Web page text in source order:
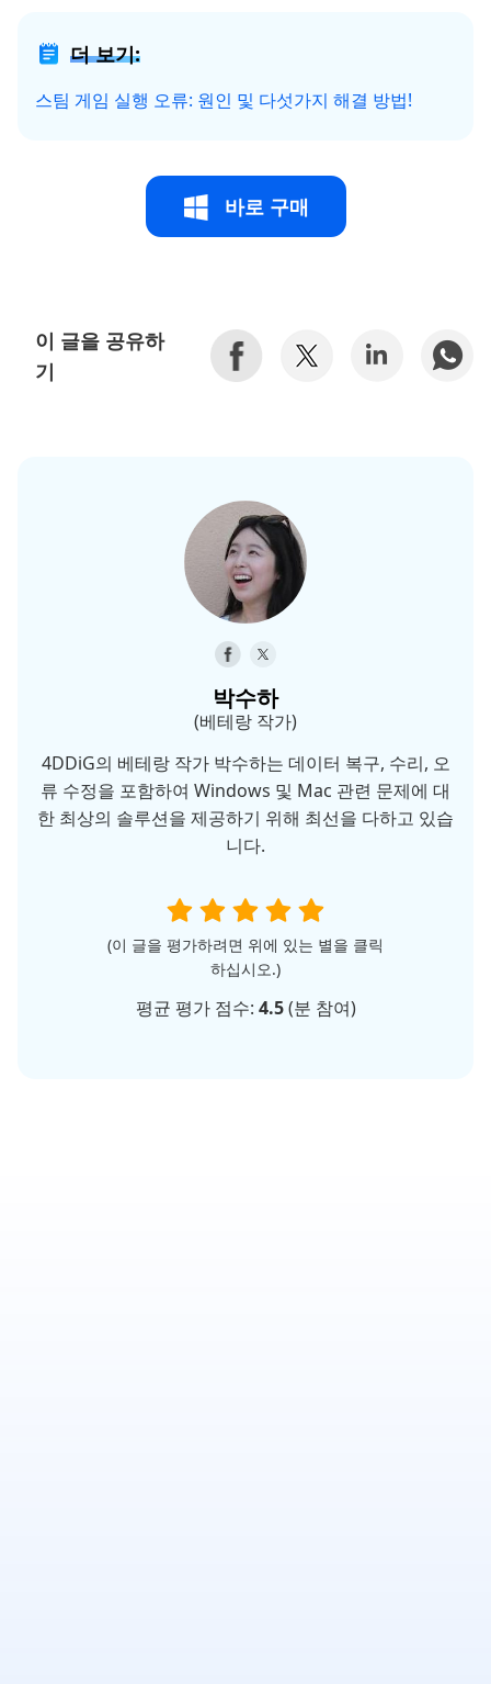
더 보기:
스팀 게임 실행 오류: 원인 및 다섯가지 해결 방법!
바로 구매
이 글을 공유하
기
박수하
(베테랑 작가)
4DDiG의 베테랑 작가 박수하는 데이터 복구, 수리, 오
류 수정을 포함하여 Windows 및 Mac 관련 문제에 대
한 최상의 솔루션을 제공하기 위해 최선을 다하고 있습
니다.
(이 글을 평가하려면 위에 있는 별을 클릭
하십시오.)
평균 평가 점수: 4.5(분 참여)